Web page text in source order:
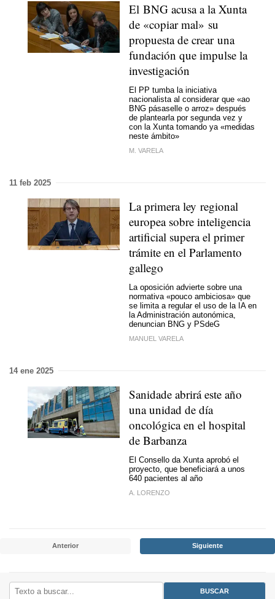
El BNG acusa a la Xunta
de «copiar mal» su
propuesta de crear una
fundación que impulse la
investigación
El PP tumba la iniciativa
nacionalista al considerar que «ao
BNG pásaselle o arroz» después
de plantearla por segunda vez y
con la Xunta tomando ya «medidas
neste ámbito»
M. VARELA
11 feb 2025
La primera ley regional
europea sobre inteligencia
artificial supera el primer
trámite en el Parlamento
gallego
La oposición advierte sobre una
normativa «pouco ambiciosa» que
se limita a regular el uso de la IA en
la Administración autonómica,
denuncian BNG y PSdeG
MANUEL VARELA
14 ene 2025
Sanidade abrirá este año
una unidad de día
oncológica en el hospital
de Barbanza
El Consello da Xunta aprobó el
proyecto, que beneficiará a unos
640 pacientes al año
A. LORENZO
Anterior Siguiente